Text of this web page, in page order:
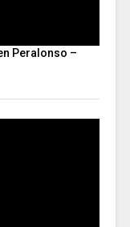
Peralonso –